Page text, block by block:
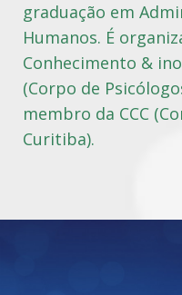
graduação em
Humanos. É
Conhecimento &
(Corpo de
membro da CCC
Curitiba).